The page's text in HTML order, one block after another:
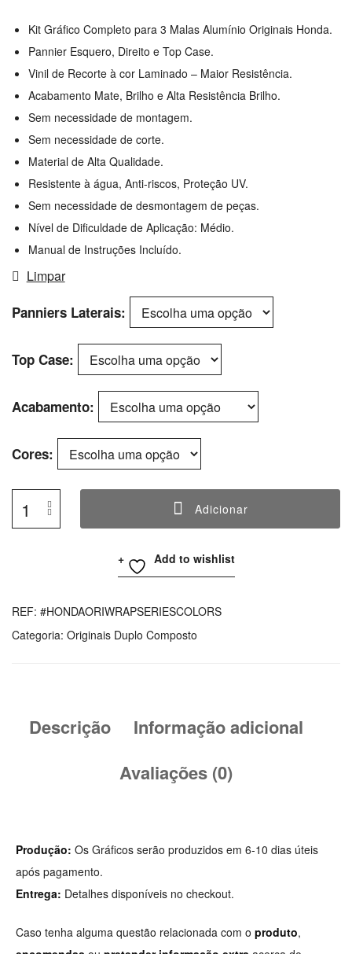
Kit Gráfico Completo para 3 Malas Alumínio Originais Honda.
Pannier Esquero, Direito e Top Case.
Vinil de Recorte à cor Laminado – Maior Resistência.
Acabamento Mate, Brilho e Alta Resistência Brilho.
Sem necessidade de montagem.
Sem necessidade de corte.
Material de Alta Qualidade.
Resistente à água, Anti-riscos, Proteção UV.
Sem necessidade de desmontagem de peças.
Nível de Dificuldade de Aplicação: Médio.
Manual de Instruções Incluído.
Panniers Laterais
Top Case
Acabamento
Cores
Limpar
Quantidade
Cases
Wrap
Adicionar
Add to wishlist
REF: #HONDAORIWRAPSERIESCOLORS
Categoria: Originais Duplo Composto
Descrição
Informação adicional
Avaliações (0)
Produção: Os Gráficos serão produzidos em 6-10 dias úteis
após pagamento.
Entrega: Detalhes disponíveis no checkout.
Caso tenha alguma questão relacionada com o produto,